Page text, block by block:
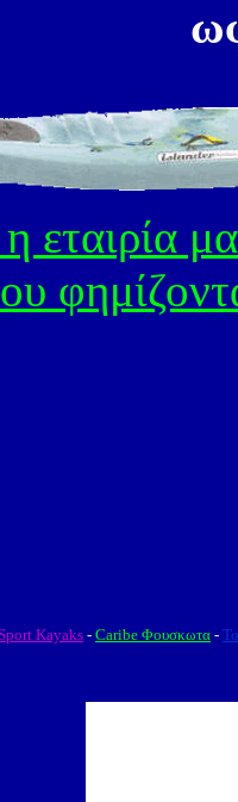
εταιρία
Kayaks- Caribe Φουσκωτα -